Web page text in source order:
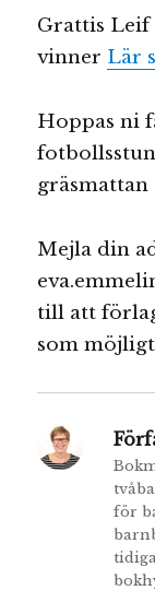
Grattis Leif
vinner Lär
Hoppas ni
Mejla din
till att
som
för